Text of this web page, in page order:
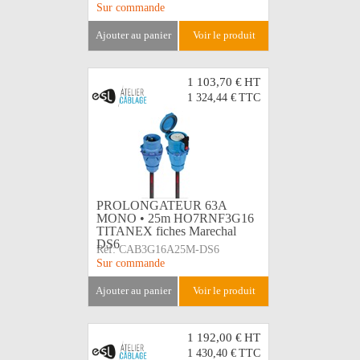
Sur commande
ajouter au panier voir le produit
1 103,70 €HT
1 324,44 € TTC
PROLONGATEUR 63A
MONO • 25m HO7RNF3G16
TITANEX fiches Marechal
DS6
Réf: CAB3G16A25M-DS6
Sur commande
ajouter au panier voir le produit
1 192,00 €HT
1 430,40 € TTC